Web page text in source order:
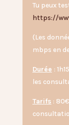
Tu peux
https://
(Les
mbps en
Durée :
les
Tarifs :